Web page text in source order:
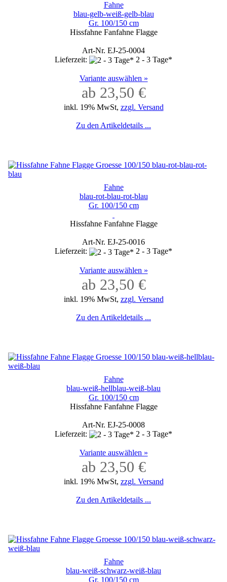
Fahne
blau-gelb-weiß-gelb-blau
Gr. 100/150 cm
Hissfahne Fanfahne Flagge
Art-Nr. EJ-25-0004
Lieferzeit:
2 - 3 Tage*
Variante auswählen »
ab 23,50 €
inkl. 19% MwSt, zzgl. Versand
Zu den Artikeldetails ...
Fahne
blau-rot-blau-rot-blau
Gr. 100/150 cm
Hissfahne Fanfahne Flagge
Art-Nr. EJ-25-0016
Lieferzeit:
2 - 3 Tage*
Variante auswählen »
ab 23,50 €
inkl. 19% MwSt, zzgl. Versand
Zu den Artikeldetails ...
Fahne
blau-weiß-hellblau-weiß-blau
Gr. 100/150 cm
Hissfahne Fanfahne Flagge
Art-Nr. EJ-25-0008
Lieferzeit:
2 - 3 Tage*
Variante auswählen »
ab 23,50 €
inkl. 19% MwSt, zzgl. Versand
Zu den Artikeldetails ...
Fahne
blau-weiß-schwarz-weiß-blau
Gr. 100/150 cm